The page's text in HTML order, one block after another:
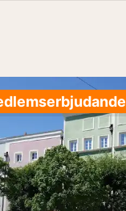
bild